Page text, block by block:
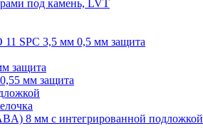
под камень, LVT
11 SPC 3,5 мм 0,5 мм защита
защита
мм защита
8 мм с интегрированной подложкой